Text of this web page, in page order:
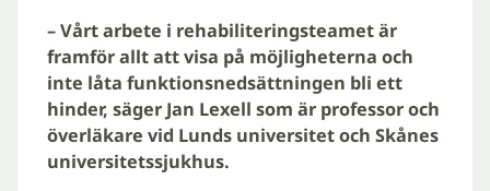
– Vårt arbete i rehabiliteringsteamet är
framför allt att visa på möjligheterna och
inte låta funktionsnedsättningen bli ett
hinder, säger Jan Lexell som är professor och
överläkare vid Lunds universitet och Skånes
universitetssjukhus.